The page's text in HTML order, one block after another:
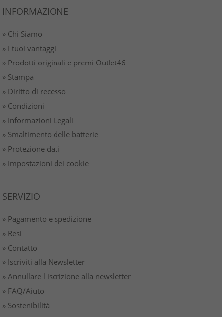
INFORMAZIONE
» Chi Siamo
» I tuoi vantaggi
» Prodotti originali e premi Outlet46
» Stampa
» Diritto di recesso
» Condizioni
» Informazioni Legali
» Smaltimento delle batterie
» Protezione dati
» Impostazioni dei cookie
SERVIZIO
» Pagamento e spedizione
» Resi
» Contatto
» Iscriviti alla Newsletter
» Annullare l iscrizione alla newsletter
» FAQ/Aiuto
» Sostenibilità